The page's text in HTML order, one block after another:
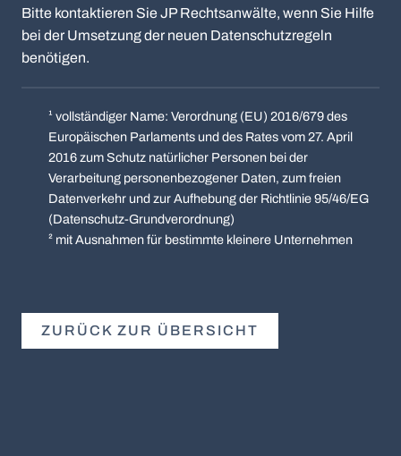
Bitte kontaktieren Sie JP Rechtsanwälte, wenn Sie Hilfe
bei der Umsetzung der neuen Datenschutzregeln
benötigen.
¹ vollständiger Name: Verordnung (EU) 2016/679 des
Europäischen Parlaments und des Rates vom 27. April
2016 zum Schutz natürlicher Personen bei der
Verarbeitung personenbezogener Daten, zum freien
Datenverkehr und zur Aufhebung der Richtlinie 95/46/EG
(Datenschutz-Grundverordnung)
² mit Ausnahmen für bestimmte kleinere Unternehmen
ZURÜCK ZUR ÜBERSICHT